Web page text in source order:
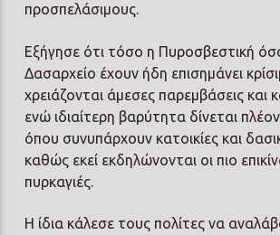
προσπελάσιμους.
Εξήγησε ότι τόσο η Πυροσβεστική
Δασαρχείο έχουν ήδη επισημάνει
χρειάζονται άμεσες παρεμβάσεις και
ενώ ιδιαίτερη βαρύτητα δίνεται
όπου συνυπάρχουν κατοικίες και
καθώς εκεί εκδηλώνονται οι πιο
πυρκαγιές.
Η ίδια κάλεσε τους πολίτες να